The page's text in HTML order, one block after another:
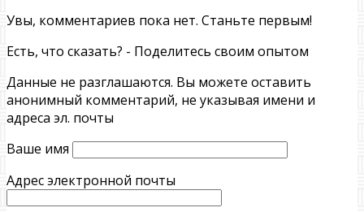
Увы, комментариев пока нет. Станьте первым!
Есть, что сказать? - Поделитесь своим опытом
Данные не разглашаются. Вы можете оставить
анонимный комментарий, не указывая имени и
адреса эл. почты
Ваше имя
Адрес электронной почты